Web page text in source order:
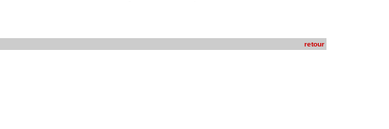
retour